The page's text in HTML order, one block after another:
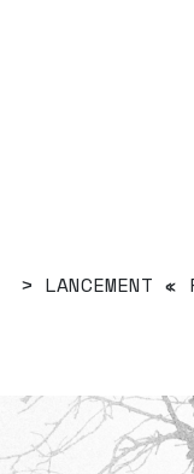
LANCEMENT